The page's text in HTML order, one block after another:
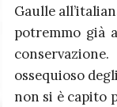
Gaulle
potremmo già
ossequioso
non si è capito